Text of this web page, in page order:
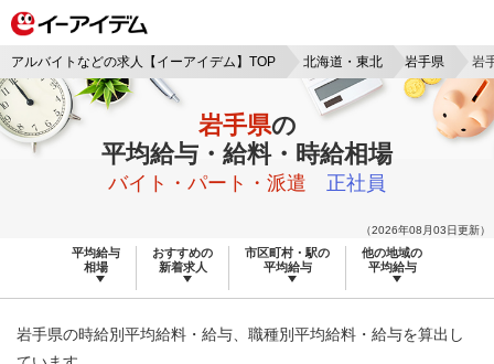
アルバイトなどの求人【イーアイデム】TOP 北海道・東北 岩手県 岩
岩手県の
平均給与・給料・時給相場
バイト・パート・派遣 正社員
（2026年08月03日更新）
平均給与
相場
おすすめの
新着求人
市区町村・駅の
平均給与
他の地域の
平均給与
岩手県の時給別平均給料・給与、職種別平均給料・給与を算出し